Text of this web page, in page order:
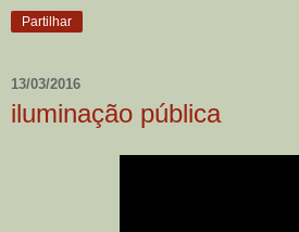
Partilhar
13/03/2016
iluminação pública